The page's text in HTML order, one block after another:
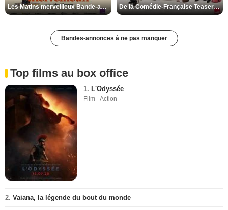
Les Matins merveilleux Bande-annonce VF De la Comédie-Française Teaser VF
Bandes-annonces à ne pas manquer
Top films au box office
1. L'Odyssée
Film - Action
2. Vaiana, la légende du bout du monde